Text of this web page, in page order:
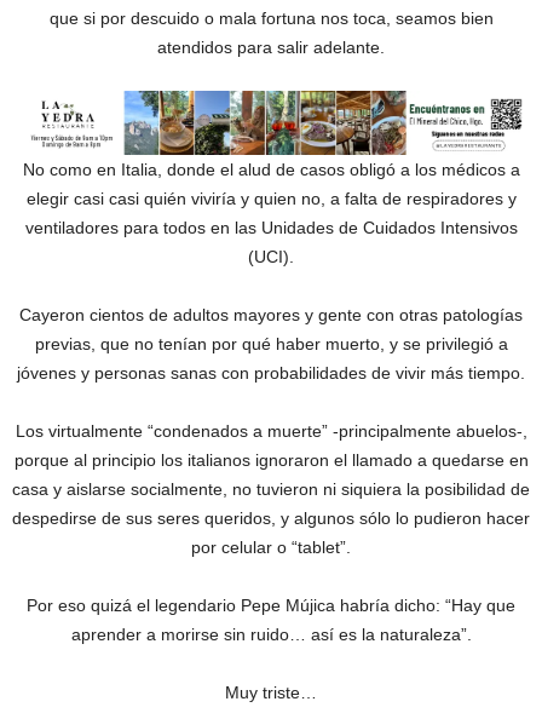
que si por descuido o mala fortuna nos toca, seamos bien
atendidos para salir adelante.
No como en Italia, donde el alud de casos obligó a los médicos a
elegir casi casi quién viviría y quien no, a falta de respiradores y
ventiladores para todos en las Unidades de Cuidados Intensivos
(UCI).
Cayeron cientos de adultos mayores y gente con otras patologías
previas, que no tenían por qué haber muerto, y se privilegió a
jóvenes y personas sanas con probabilidades de vivir más tiempo.
Los virtualmente “condenados a muerte” -principalmente abuelos-,
porque al principio los italianos ignoraron el llamado a quedarse en
casa y aislarse socialmente, no tuvieron ni siquiera la posibilidad de
despedirse de sus seres queridos, y algunos sólo lo pudieron hacer
por celular o “tablet”.
Por eso quizá el legendario Pepe Mújica habría dicho: “Hay que
aprender a morirse sin ruido… así es la naturaleza”.
Muy triste…